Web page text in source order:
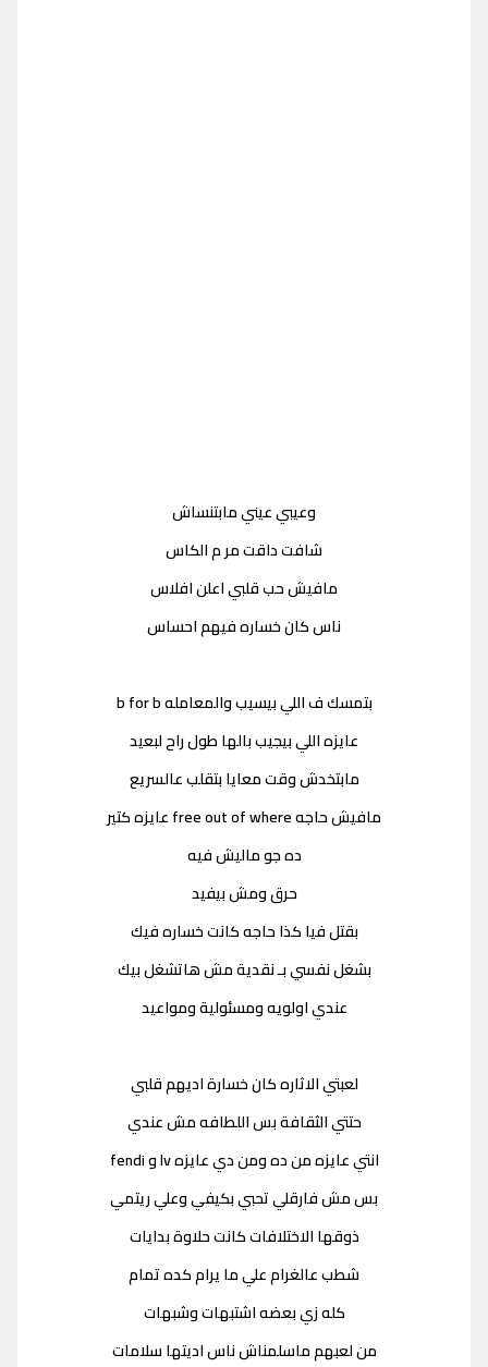
وعيبي عيني مابتنساش
شافت داقت مر م الكاس
مافيش حب قلبي اعلن افلاس
ناس كان خساره فيهم احساس
بتمسك ف اللي بيسيب والمعامله b for b
عايزه اللي بيجيب بالها طول راح لبعيد
مابتخدش وقت معايا بتقلب عالسريع
مافيش حاجه free out of where عايزه كتير
ده جو ماليش فيه
حرق ومش بيفيد
بقتل فيا كذا حاجه كانت خساره فيك
بشغل نفسي بـ نقدية مش هاتشغل بيك
عندي اولويه ومسئولية ومواعيد
لعبتي الاثاره كان خسارة اديهم قلبي
حتتي الثقافة بس اللطافه مش عندي
انتي عايزه من ده ومن دي عايزه lv و fendi
بس مش فارقلي تحبي بكيفي وعلي ريتمي
ذوقها الاختلافات كانت حلاوة بدايات
شطب عالغرام علي ما يرام كده تمام
كله زي بعضه اشتبهات وشبهات
من لعبهم ماسلمناش ناس اديتها سلامات